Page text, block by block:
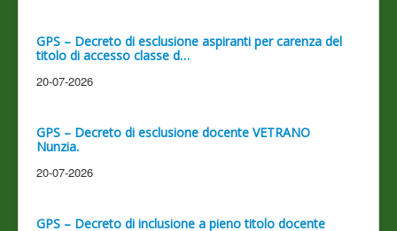
GPS – Decreto di esclusione aspiranti per carenza del
titolo di accesso classe d…
20-07-2026
GPS – Decreto di esclusione docente VETRANO
Nunzia.
20-07-2026
GPS – Decreto di inclusione a pieno titolo docente